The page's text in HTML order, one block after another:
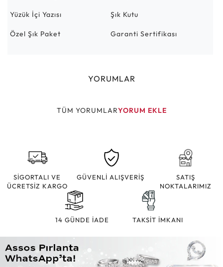
Yüzük İçi Yazısı Şık Kutu
Özel Şık Paket Garanti Sertifikası
YORUMLAR
TÜM YORUMLARYORUM EKLE
SİGORTALI VE
ÜCRETSİZ KARGO
GÜVENLİ ALIŞVERİŞ
SATIŞ
NOKTALARIMIZ
14 GÜNDE İADE TAKSİT İMKANI